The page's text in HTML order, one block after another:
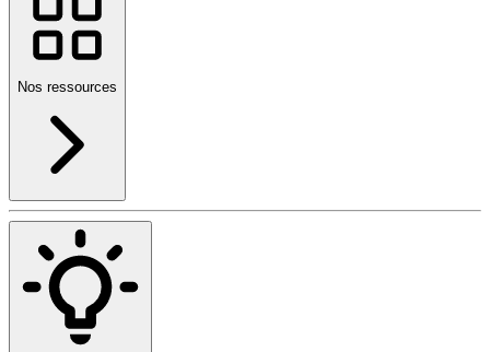
Nos ressources